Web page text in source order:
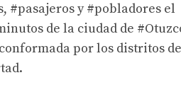
#pasajeros y #pobladores el
de la ciudad de
por los distritos de